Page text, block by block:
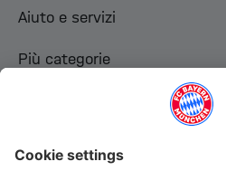
Aiuto e servizi
Più categorie